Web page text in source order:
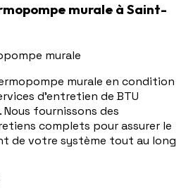
murale à Saint-
murale
murale en condition
d'entretien de BTU
fournissons des
complets pour assurer le
de votre système tout au long